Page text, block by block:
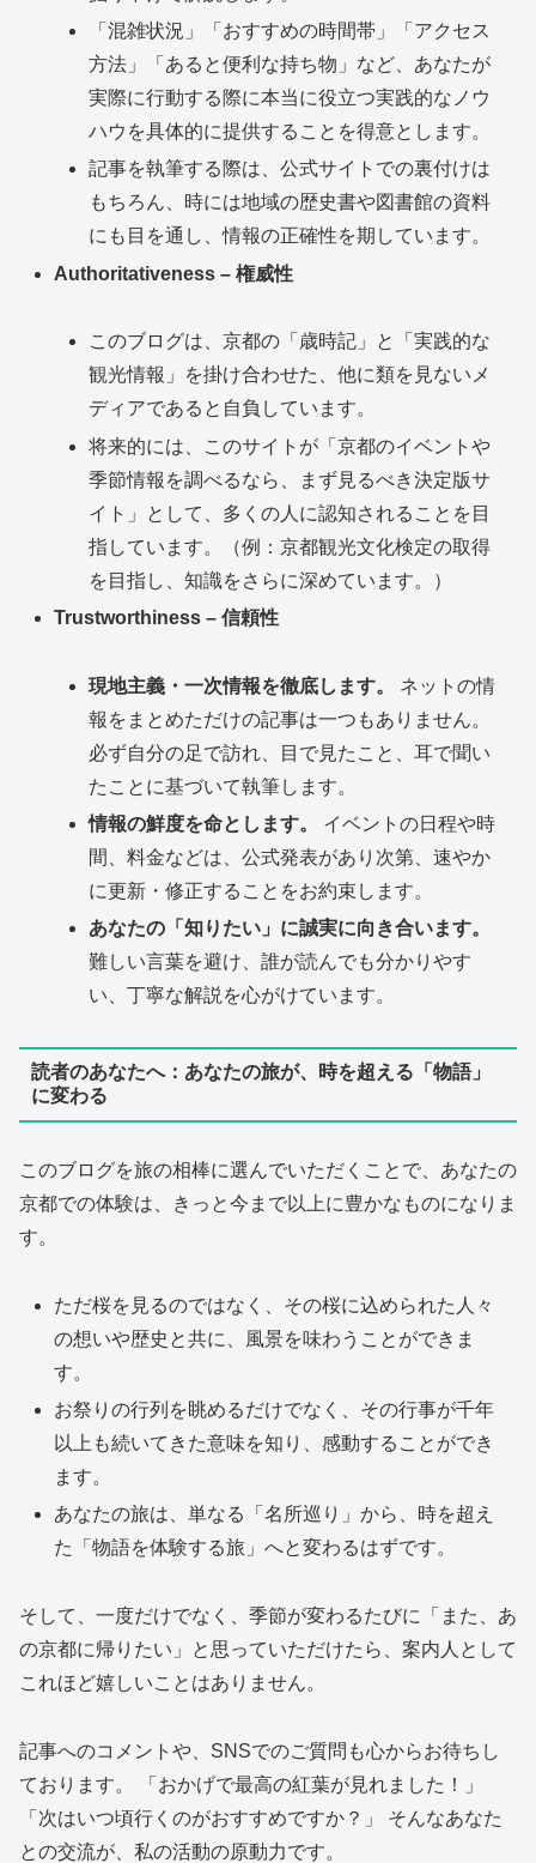
「混雑状況」「おすすめの時間帯」「アクセス
方法」「あると便利な持ち物」など、あなたが
実際に行動する際に本当に役立つ実践的なノウ
ハウを具体的に提供することを得意とします。
記事を執筆する際は、公式サイトでの裏付けは
もちろん、時には地域の歴史書や図書館の資料
にも目を通し、情報の正確性を期しています。
Authoritativeness – 権威性
このブログは、京都の「歳時記」と「実践的な
観光情報」を掛け合わせた、他に類を見ないメ
ディアであると自負しています。
将来的には、このサイトが「京都のイベントや
季節情報を調べるなら、まず見るべき決定版サ
イト」として、多くの人に認知されることを目
指しています。（例：京都観光文化検定の取得
を目指し、知識をさらに深めています。）
Trustworthiness – 信頼性
現地主義・一次情報を徹底します。
ネットの情
報をまとめただけの記事は一つもありません。
必ず自分の足で訪れ、目で見たこと、耳で聞い
たことに基づいて執筆します。
情報の鮮度を命とします。
イベントの日程や時
間、料金などは、公式発表があり次第、速やか
に更新・修正することをお約束します。
あなたの「知りたい」に誠実に向き合います。
難しい言葉を避け、誰が読んでも分かりやす
い、丁寧な解説を心がけています。
読者のあなたへ：あなたの旅が、時を超える「物語」
に変わる
このブログを旅の相棒に選んでいただくことで、あなたの
京都での体験は、きっと今まで以上に豊かなものになりま
す。
ただ桜を見るのではなく、その桜に込められた人々
の想いや歴史と共に、風景を味わうことができま
す。
お祭りの行列を眺めるだけでなく、その行事が千年
以上も続いてきた意味を知り、感動することができ
ます。
あなたの旅は、単なる「名所巡り」から、時を超え
た「物語を体験する旅」へと変わるはずです。
そして、一度だけでなく、季節が変わるたびに「また、あ
の京都に帰りたい」と思っていただけたら、案内人として
これほど嬉しいことはありません。
記事へのコメントや、SNSでのご質問も心からお待ちし
ております。 「おかげで最高の紅葉が見れました！」
「次はいつ頃行くのがおすすめですか？」 そんなあなた
との交流が、私の活動の原動力です。